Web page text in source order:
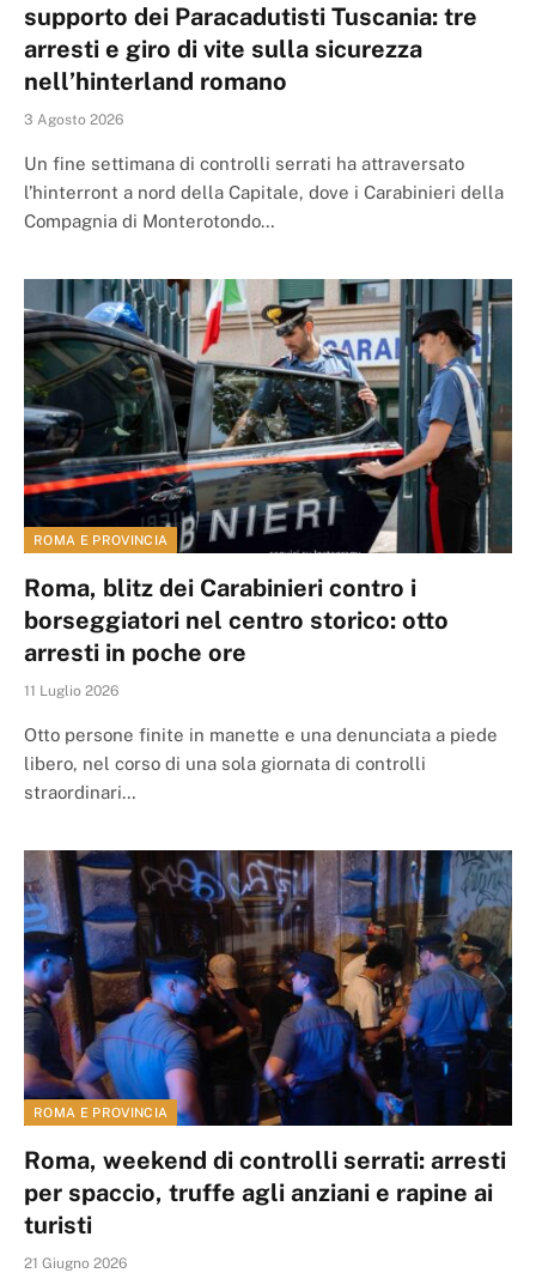
supporto dei Paracadutisti Tuscania: tre
arresti e giro di vite sulla sicurezza
nell’hinterland romano
3 Agosto 2026
Un fine settimana di controlli serrati ha attraversato
l’hinterront a nord della Capitale, dove i Carabinieri della
Compagnia di Monterotondo…
ROMA E PROVINCIA
Roma, blitz dei Carabinieri contro i
borseggiatori nel centro storico: otto
arresti in poche ore
11 Luglio 2026
Otto persone finite in manette e una denunciata a piede
libero, nel corso di una sola giornata di controlli
straordinari…
ROMA E PROVINCIA
Roma, weekend di controlli serrati: arresti
per spaccio, truffe agli anziani e rapine ai
turisti
21 Giugno 2026